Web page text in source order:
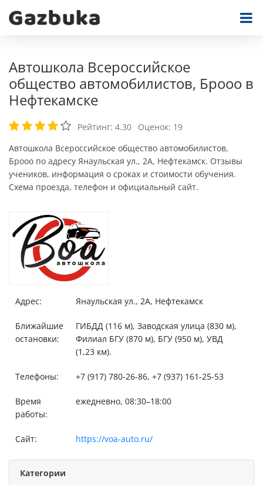
Автошкола Всероссийское
общество автомобилистов, Брооо в
Нефтекамске
Рейтинг: 4.30 Оценок: 19
Автошкола Всероссийское общество автомобилистов,
Брооо по адресу Янаульская ул., 2А, Нефтекамск. Отзывы
учеников, информация о сроках и стоимости обучения.
Схема проезда, телефон и официальный сайт.
Адрес: Янаульская ул., 2А, Нефтекамск
Ближайшие
остановки:
ГИБДД (116 м), Заводская улица (830 м),
Филиал БГУ (870 м), БГУ (950 м), УВД
(1,23 км).
Телефоны: +7 (917) 780-26-86, +7 (937) 161-25-53
Время
работы:
ежедневно, 08:30–18:00
Сайт: https://voa-auto.ru/
Категории